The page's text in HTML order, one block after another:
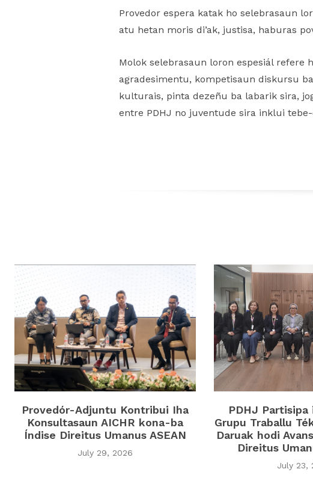
Provedor espera katak ho selebrasaun
atu hetan moris di’ak, justisa, haburas
Molok selebrasaun loron espesiál refere
agradesimentu, kompetisaun diskursu
kulturais, pinta dezeñu ba labarik sira,
entre PDHJ no juventude sira inklui
Provedór-Adjuntu Kontribui Iha
Konsultasaun AICHR kona-ba
Índise Direitus Umanus ASEAN
July 29, 2026
PDHJ
Grupu Traballu
Daruak hodi
Direitus
July 23,